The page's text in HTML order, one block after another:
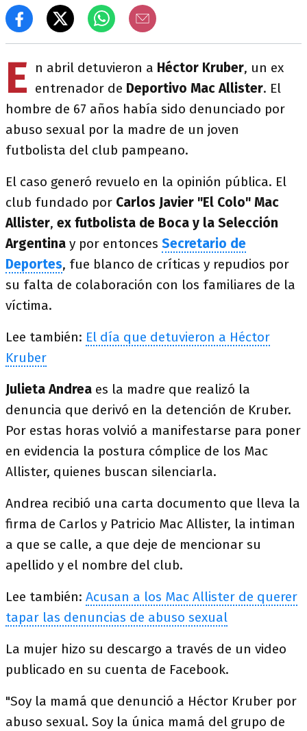
E n abril detuvieron a Héctor Kruber, un ex
entrenador de Deportivo Mac Allister. El
hombre de 67 años había sido denunciado por
abuso sexual por la madre de un joven
futbolista del club pampeano.
El caso generó revuelo en la opinión pública. El
club fundado por Carlos Javier "El Colo" Mac
Allister, ex futbolista de Boca y la Selección
Argentina y por entonces Secretario de
Deportes, fue blanco de críticas y repudios por
su falta de colaboración con los familiares de la
víctima.
Lee también: El día que detuvieron a Héctor
Kruber
Julieta Andrea es la madre que realizó la
denuncia que derivó en la detención de Kruber.
Por estas horas volvió a manifestarse para poner
en evidencia la postura cómplice de los Mac
Allister, quienes buscan silenciarla.
Andrea recibió una carta documento que lleva la
firma de Carlos y Patricio Mac Allister, la intiman
a que se calle, a que deje de mencionar su
apellido y el nombre del club.
Lee también: Acusan a los Mac Allister de querer
tapar las denuncias de abuso sexual
La mujer hizo su descargo a través de un video
publicado en su cuenta de Facebook.
"Soy la mamá que denunció a Héctor Kruber por
abuso sexual. Soy la única mamá del grupo de